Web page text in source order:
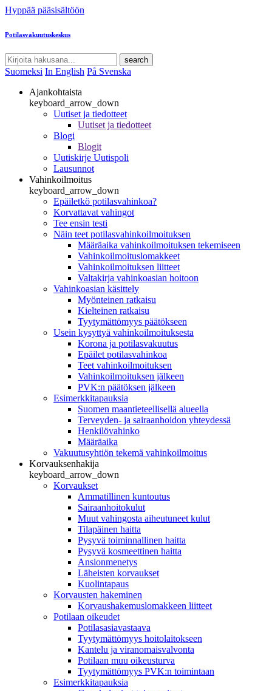
Hyppää pääsisältöön
Potilasvakuutuskeskus
search
Suomeksi In English På Svenska
Ajankohtaista
keyboard_arrow_down
Uutiset ja tiedotteet
Uutiset ja tiedotteet
Blogi
Blogit
Uutiskirje Uutispoli
Lausunnot
Vahinkoilmoitus
keyboard_arrow_down
Epäiletkö potilasvahinkoa?
Korvattavat vahingot
Tee ensin testi
Näin teet potilasvahinkoilmoituksen
Määräaika vahinkoilmoituksen tekemiseen
Vahinkoilmoituslomakkeet
Vahinkoilmoituksen liitteet
Valtakirja vahinkoasian hoitoon
Vahinkoasian käsittely
Myönteinen ratkaisu
Kielteinen ratkaisu
Tyytymättömyys päätökseen
Usein kysyttyä vahinkoilmoituksesta
Korona ja potilasvakuutus
Epäilet potilasvahinkoa
Teet vahinkoilmoituksen
Vahinkoilmoituksen jälkeen
PVK:n päätöksen jälkeen
Esimerkkitapauksia
Suomen maantieteellisellä alueella
Terveyden- ja sairaanhoidon yhteydessä
Henkilövahinko
Määräaika
Vakuutusyhtiön tekemä vahinkoilmoitus
Korvauksenhakija
keyboard_arrow_down
Korvaukset
Ammatillinen kuntoutus
Sairaanhoitokulut
Muut vahingosta aiheutuneet kulut
Tilapäinen haitta
Pysyvä toiminnallinen haitta
Pysyvä kosmeettinen haitta
Ansionmenetys
Läheisten korvaukset
Kuolintapaus
Korvausten hakeminen
Korvaushakemuslomakkeen liitteet
Potilaan oikeudet
Potilasasiavastaava
Tyytymättömyys hoitolaitokseen
Kantelu ja viranomaisvalvonta
Potilaan muu oikeusturva
Tyytymättömyys PVK:n toimintaan
Esimerkkitapauksia